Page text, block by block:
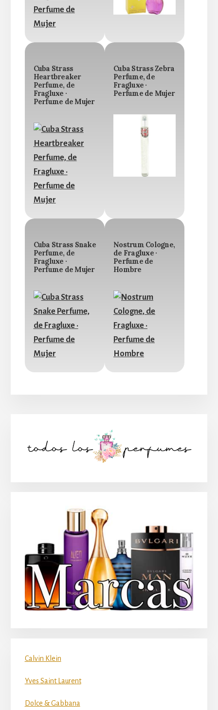
Cuba Strass
Heartbreaker
Perfume, de
Fragluxe ·
Perfume de Mujer
Cuba Strass Zebra
Perfume, de
Fragluxe ·
Perfume de Mujer
Cuba Strass Snake
Perfume, de
Fragluxe ·
Perfume de Mujer
Nostrum Cologne,
de Fragluxe ·
Perfume de
Hombre
lateral
Calvin Klein
Yves Saint Laurent
Dolce & Gabbana